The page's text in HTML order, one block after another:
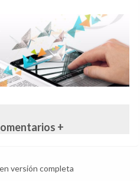
+
versión completa